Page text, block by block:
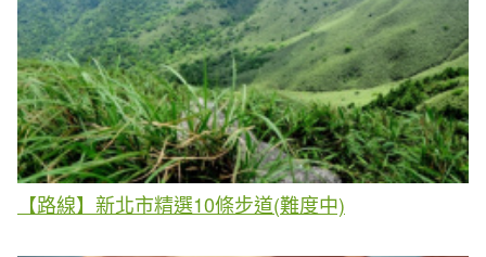
【路線】新北市精選10條步道(難度中)